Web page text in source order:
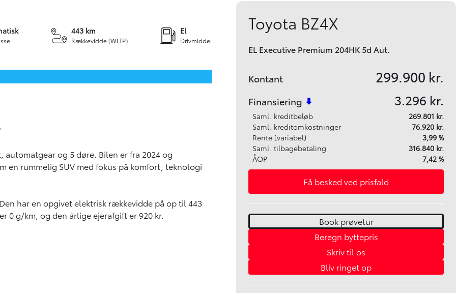
Rækkevidde (WLTP)
443 km
Drivmiddel
El
automatgear og 5 døre. Bilen er fra 2024 og
en rummelig SUV med fokus på komfort, teknologi
har en opgivet elektrisk rækkevidde på op til 443
0 g/km, og den årlige ejerafgift er 920 kr.
Toyota BZ4X
EL Executive Premium 204HK 5d Aut.
Kontant 299.900 kr.
Finansiering 3.296 kr.
Saml. kreditbeløb
269.801 kr.
Saml. kreditomkostninger
76.920 kr.
Rente (variabel)
3,99 %
Saml. tilbagebetaling
316.840 kr.
ÅOP
7,42 %
Få besked ved prisfald
Book prøvetur
Beregn byttepris
Skriv til os
Bliv ringet op